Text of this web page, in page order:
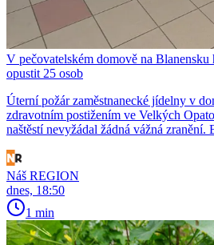
V pečovatelském domově na
opustit 25 osob
Úterní požár zaměstnanecké jídelny v
zdravotním postižením ve Velkých
naštěstí nevyžádal žádná vážná
Náš REGION
dnes, 18:50
1 min